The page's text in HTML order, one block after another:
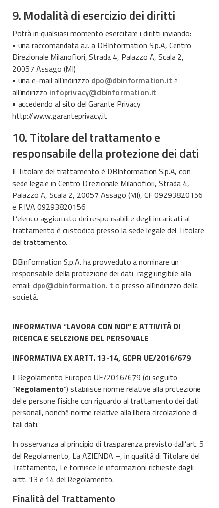
9. Modalità di esercizio dei diritti
Potrà in qualsiasi momento esercitare i diritti inviando:
• una raccomandata a.r. a DBInformation S.p.A, Centro
Direzionale Milanofiori, Strada 4, Palazzo A, Scala 2,
20057 Assago (MI)
• una e-mail all’indirizzo dpo@dbinformation.it e
all’indirizzo infoprivacy@dbinformation.it
• accedendo al sito del Garante Privacy
http://www.garanteprivacy.it
10. Titolare del trattamento e
responsabile della protezione dei dati
Il Titolare del trattamento è DBInformation S.p.A, con
sede legale in Centro Direzionale Milanofiori, Strada 4,
Palazzo A, Scala 2, 20057 Assago (MI), CF 09293820156
e P.IVA 09293820156
L’elenco aggiornato dei responsabili e degli incaricati al
trattamento è custodito presso la sede legale del Titolare
del trattamento.
DBinformation S.p.A. ha provveduto a nominare un
responsabile della protezione dei dati raggiungibile alla
email: dpo@dbinformation.It o presso all’indirizzo della
società.
INFORMATIVA “LAVORA CON NOI” E ATTIVITÀ DI
RICERCA E SELEZIONE DEL PERSONALE
INFORMATIVA EX ARTT. 13-14, GDPR UE/2016/679
Il Regolamento Europeo UE/2016/679 (di seguito
“Regolamento”) stabilisce norme relative alla protezione
delle persone fisiche con riguardo al trattamento dei dati
personali, nonché norme relative alla libera circolazione di
tali dati.
In osservanza al principio di trasparenza previsto dall’art. 5
del Regolamento, La AZIENDA –, in qualità di Titolare del
Trattamento, Le fornisce le informazioni richieste dagli
artt. 13 e 14 del Regolamento.
Finalità del Trattamento